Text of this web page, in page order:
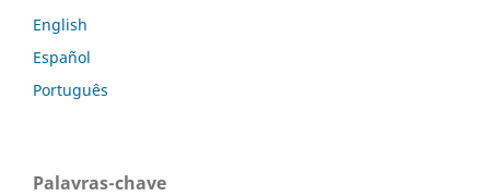
English
Español
Português
Palavras-chave